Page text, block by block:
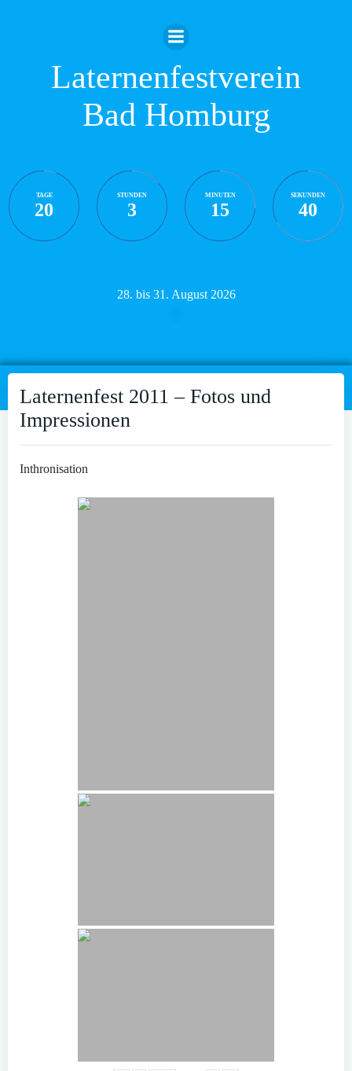
Inhalt
springen
Laternenfestverein
Bad Homburg
TAGE
20
STUNDEN
3
MINUTEN
15
SEKUNDEN
39
28. bis 31. August 2026
Laternenfest 2011 – Fotos und
Impressionen
Inthronisation